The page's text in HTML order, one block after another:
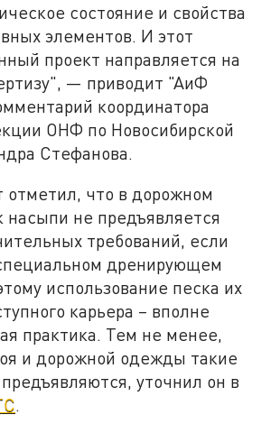
состояние и свойства
элементов. И этот
проект направляется на
— приводит "АиФ
координатора
ОНФ по Новосибирской
Стефанова.
отметил, что в дорожном
насыпи не предъявляется
требований, если
дренирующем
использование песка их
карьера – вполне
практика. Тем не менее,
и дорожной одежды такие
уточнил он в
.